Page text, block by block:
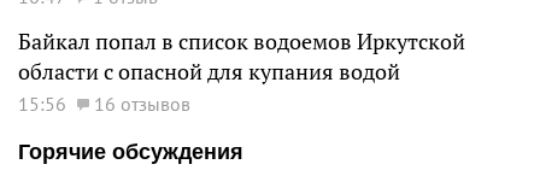
Байкал попал в список водоемов Иркутской
области с опасной для купания водой
15:56
16 отзывов
Горячие обсуждения